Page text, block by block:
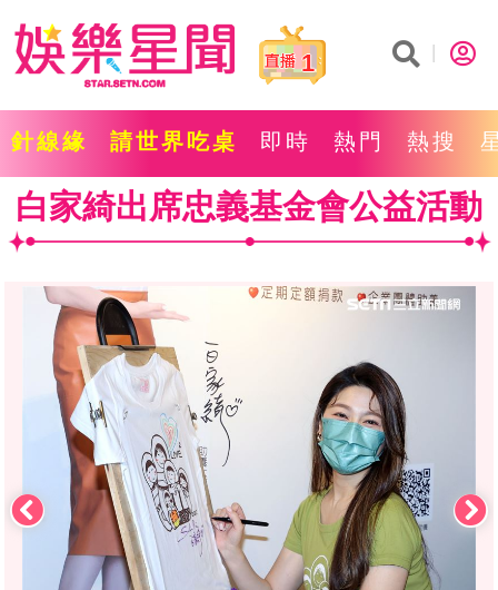
1
針線緣 請世界吃桌 即時 熱門 熱搜
白家綺出席忠義基金會公益活動